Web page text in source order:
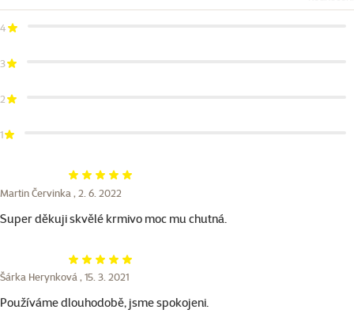
4
3
2
1
Hodnocení 100%
Martin Červinka , 2. 6. 2022
Super děkuji skvělé krmivo moc mu chutná.
Hodnocení 100%
Šárka Herynková , 15. 3. 2021
Používáme dlouhodobě, jsme spokojeni.